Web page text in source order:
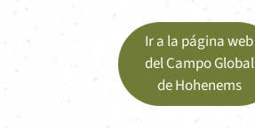
Ir a la página web
del Campo Global
de Hohenems